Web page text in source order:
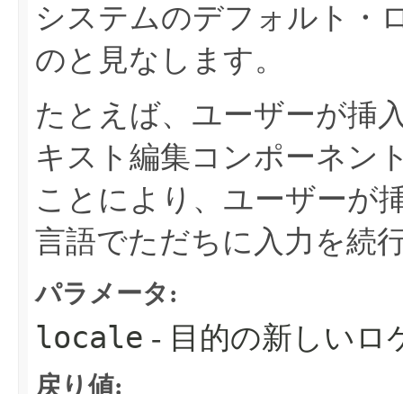
システムのデフォルト・
のと見なします。
たとえば、ユーザーが挿
キスト編集コンポーネン
ことにより、ユーザーが
言語でただちに入力を続
パラメータ:
locale - 目的の新しいロ
戻り値: